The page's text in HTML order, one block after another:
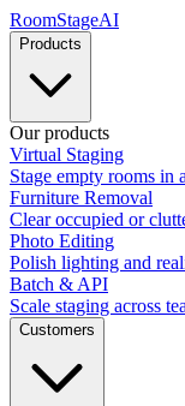
RoomStageAI
Products
Our products
Virtual Staging
Stage empty rooms in
Furniture Removal
Clear occupied or
Photo Editing
Polish lighting and
Batch & API
Scale staging across
Customers